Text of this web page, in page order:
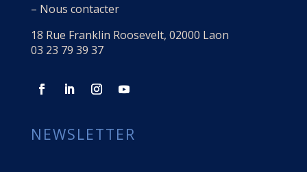
– Nous contacter
18 Rue Franklin Roosevelt, 02000 Laon
03 23 79 39 37
NEWSLETTER